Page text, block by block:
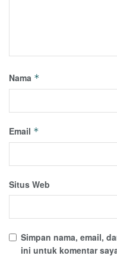
Nama *
Email *
Situs Web
Simpan nama, email,
ini untuk komentar